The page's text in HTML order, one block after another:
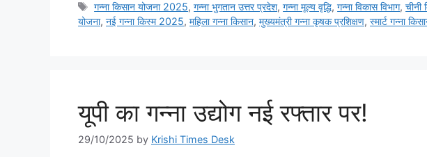
गन्ना किसान योजना 2025,गन्ना भुगतान उत्तर प्रदेश,गन्ना मूल्य वृद्धि,गन्ना विकास विभाग,चीनी
योजना, नई गन्ना किस्म 2025, महिला गन्ना किसान, मुख्यमंत्री गन्ना कृषक प्रशिक्षण, स्मार्ट गन्ना
यूपी का गन्ना उद्योग नई रफ्तार पर!
29/10/2025 by Krishi Times Desk